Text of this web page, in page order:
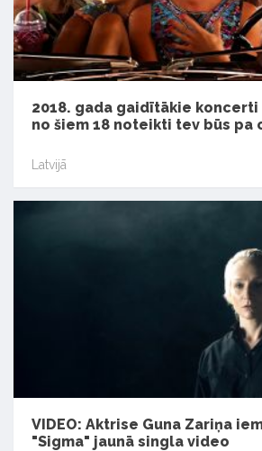
2018. gada gaidītākie koncerti
no šiem 18 noteikti tev būs pa
Latvijā
VIDEO: Aktrise Guna Zariņa
"Sigma" jaunā singla video